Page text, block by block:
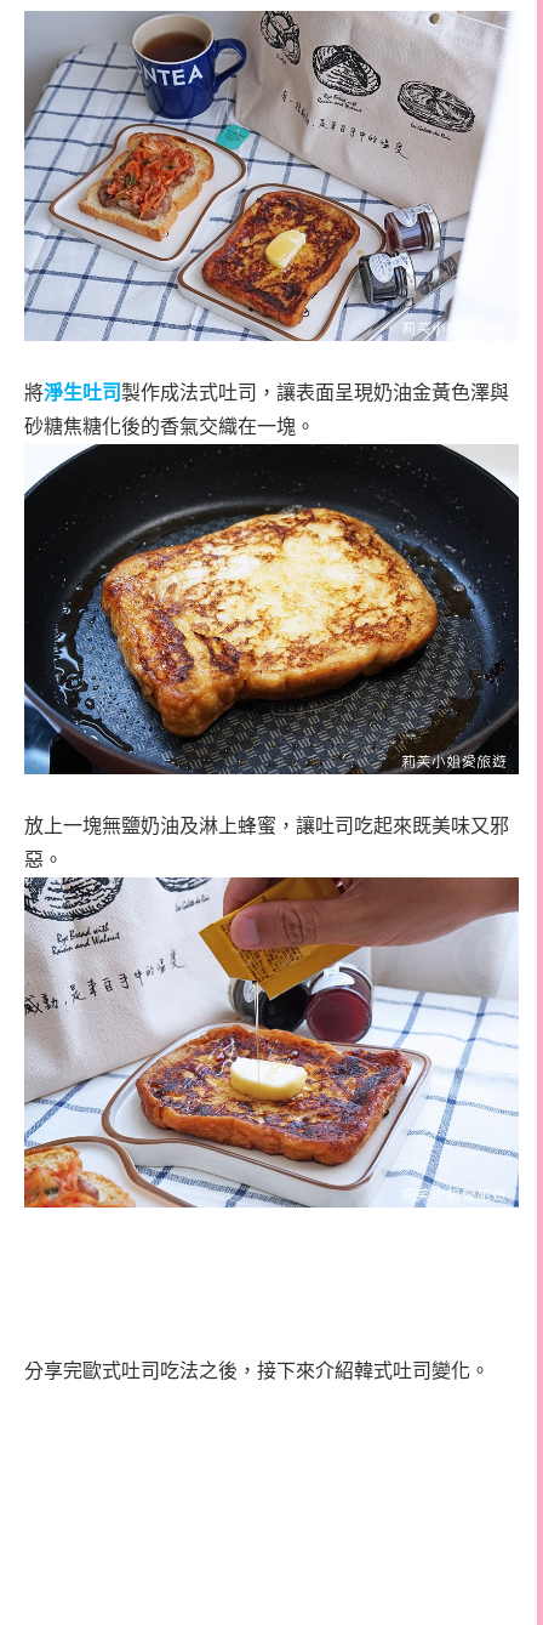
將淨生吐司製作成法式吐司，讓表面呈現奶油金黃色澤與
砂糖焦糖化後的香氣交織在一塊。
放上一塊無鹽奶油及淋上蜂蜜，讓吐司吃起來既美味又邪
惡。
分享完歐式吐司吃法之後，接下來介紹韓式吐司變化。